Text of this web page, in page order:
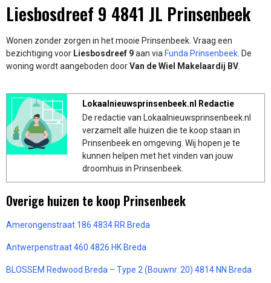
Liesbosdreef 9 4841 JL Prinsenbeek
Wonen zonder zorgen in het mooie Prinsenbeek. Vraag een
bezichtiging voor Liesbosdreef 9aan via Funda Prinsenbeek . De
woning wordt aangeboden doorVan de Wiel Makelaardij BV
Lokaalnieuwsprinsenbeek.nl Redactie
De redactie van Lokaalnieuwsprinsenbeek.nl
verzamelt alle huizen die te koop staan in
Prinsenbeek en omgeving. Wij hopen je te
kunnen helpen met het vinden van jouw
droomhuis in Prinsenbeek.
Overige huizen te koop Prinsenbeek
Amerongenstraat 186 4834 RR Breda
Antwerpenstraat 460 4826 HK Breda
BLOSSEM Redwood Breda – Type 2 (Bouwnr. 20) 4814 NN Breda